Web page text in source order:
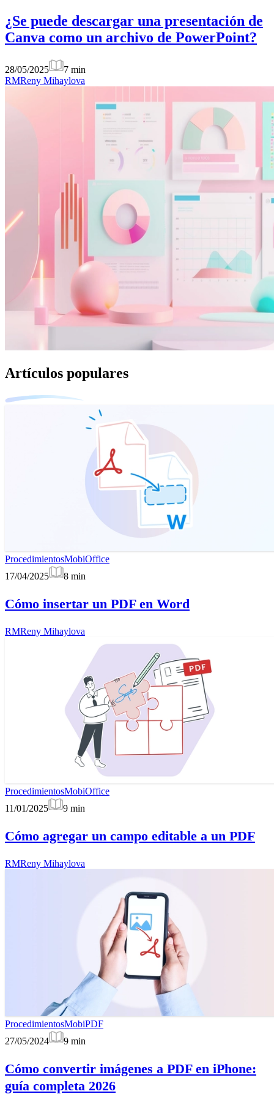
¿Se puede descargar una presentación de
Canva como un archivo de PowerPoint?
28/05/2025 7 min
RMReny Mihaylova
Artículos populares
ProcedimientosMobiOffice
17/04/2025
8 min
Cómo insertar un PDF en Word
RMReny Mihaylova
ProcedimientosMobiOffice
11/01/2025
9 min
Cómo agregar un campo editable a un PDF
RMReny Mihaylova
ProcedimientosMobiPDF
27/05/2024
9 min
Cómo convertir imágenes a PDF en iPhone:
guía completa 2026